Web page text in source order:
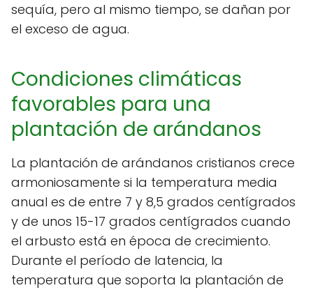
sequía, pero al mismo tiempo, se dañan por
el exceso de agua.
Condiciones climáticas
favorables para una
plantación de arándanos
La plantación de arándanos cristianos crece
armoniosamente si la temperatura media
anual es de entre 7 y 8,5 grados centígrados
y de unos 15-17 grados centígrados cuando
el arbusto está en época de crecimiento.
Durante el período de latencia, la
temperatura que soporta la plantación de